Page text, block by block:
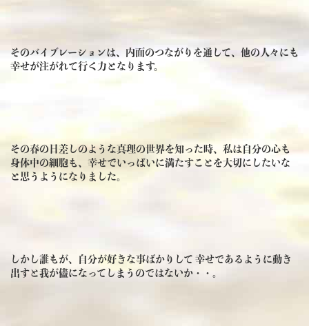
そのバイブレーションは、内面のつながりを通して、他の人々にも
幸せが注がれて行く力となります。
その春の日差しのような真理の世界を知った時、私は自分の心も
身体中の細胞も、幸せでいっぱいに満たすことを大切にしたいな
と思うようになりました。
しかし誰もが、自分が好きな事ばかりして 幸せであるように動き
出すと我が儘になってしまうのではないか・・。